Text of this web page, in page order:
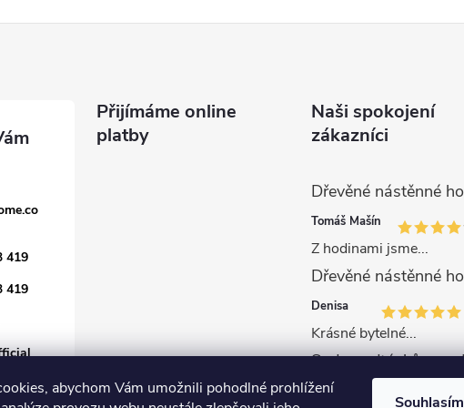
abychom Vám umožnili pohodlné prohlížení
Souhlasím
419
419
Přijímáme online
platby
Naši spokojení
zákazníci
Tomáš Mašín
Z hodinami jsme...
Denisa
Krásné bytelné...